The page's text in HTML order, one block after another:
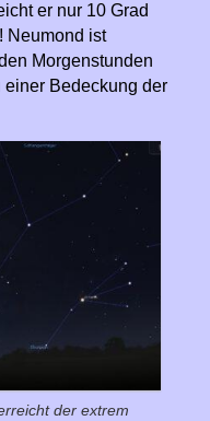
er nur 10 Grad
Neumond ist
Morgenstunden
einer Bedeckung der
der extrem